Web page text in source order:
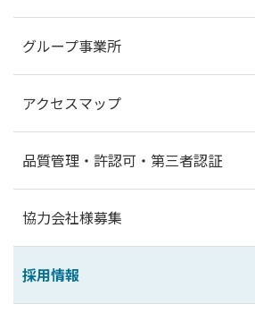
グループ事業所
アクセスマップ
品質管理・許認可・第三者認証
協力会社様募集
採用情報